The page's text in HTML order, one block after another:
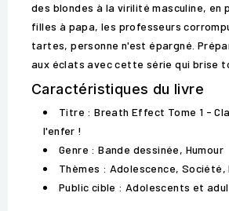
des blondes à la virilité masculine, en
filles à papa, les professeurs
tartes, personne n'est épargné.
aux éclats avec cette série qui brise
Caractéristiques du livre
Titre : Breath Effect Tome 1 -
l'enfer !
Genre : Bande dessinée, Humour
Thèmes : Adolescence, Société,
Public cible : Adolescents et